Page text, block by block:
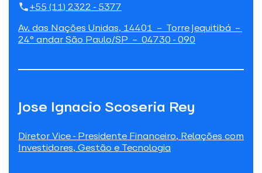
+55 (11) 2322-5377
Av. das Nações Unidas, 14401 – Torre Jequitibá –
24° andar São Paulo/SP – 04730-090
Jose Ignacio Scoseria Rey
Diretor Vice-Presidente Financeiro, Relações com
Investidores, Gestão e Tecnologia